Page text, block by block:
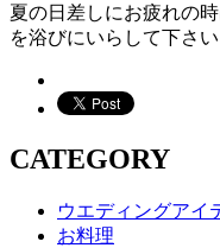
夏の日差しにお疲れの
を浴びにいらして下さい
CATEGORY
ウエディングアイ
お料理